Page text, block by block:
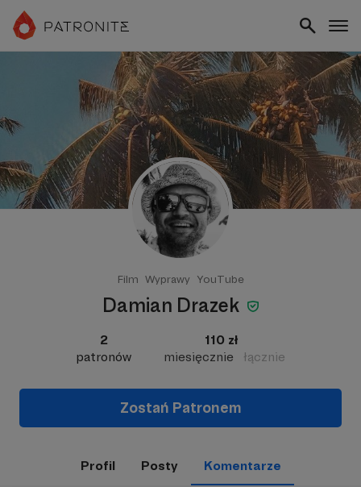
Film Wyprawy YouTube
Damian Drazek
2
patronów
110 zł
miesięcznie
łącznie
Zostań Patronem
Profil Posty Komentarze